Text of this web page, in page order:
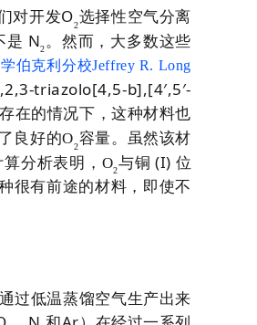
对开发O2选择性空气分离
是 N2 。然而，大多数这些
伯克利分校Jeffrey R. Long
triazolo[4,5-b],[4′,5′-
在的情况下，这种材料也
良好的O2容量。虽然该材
分析表明， O2与铜 (I) 位
很有前途的材料，即使不
过低温蒸馏空气生产出来